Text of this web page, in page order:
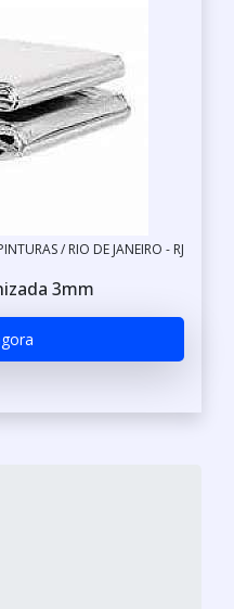
/ RIO DE JANEIRO - RJ
3mm